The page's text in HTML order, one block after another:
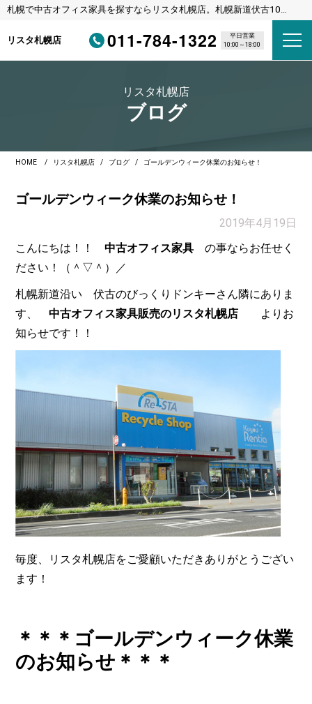
札幌で中古オフィス家具を探すならリスタ札幌店。札幌新道伏古10
リスタ札幌店
011-784-1322
平日営業
10:00～18:00
リスタ札幌店
ブログ
HOME リスタ札幌店 ブログ ゴールデンウィーク休業のお知らせ！
ゴールデンウィーク休業のお知らせ！
2019年4月19日
こんにちは！！中古オフィス家具 の事ならお任せく
ださい！（＾▽＾）／
札幌新道沿い 伏古のびっくりドンキーさん隣にありま
す、
中古オフィス家具販売のリスタ札幌店 よりお
知らせです！！
毎度、リスタ札幌店をご愛顧いただきありがとうござい
ます！
＊＊＊ゴールデンウィーク休業
のお知らせ＊＊＊